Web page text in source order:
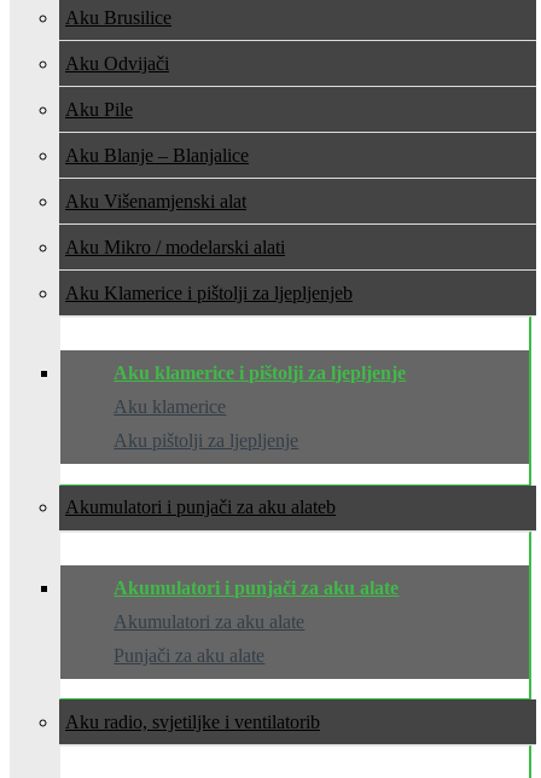
Aku Brusilice
Aku Odvijači
Aku Pile
Aku Blanje – Blanjalice
Aku Višenamjenski alat
Aku Mikro / modelarski alati
Aku Klamerice i pištolji za ljepljenje
Aku klamerice i pištolji za ljepljenje
Aku klamerice
Aku pištolji za ljepljenje
Akumulatori i punjači za aku alate
Akumulatori i punjači za aku alate
Akumulatori za aku alate
Punjači za aku alate
Aku radio, svjetiljke i ventilatori